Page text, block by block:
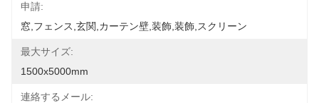
申請:
窓,フェンス,玄関,カーテン壁,装飾,装飾,スクリーン
最大サイズ:
1500x5000mm
連絡するメール: